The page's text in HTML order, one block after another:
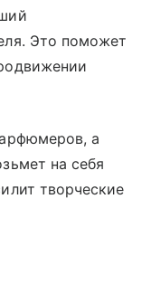
Это поможет
а
на себя
творческие